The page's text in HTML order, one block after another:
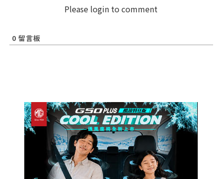
Please login to comment
0 留言板